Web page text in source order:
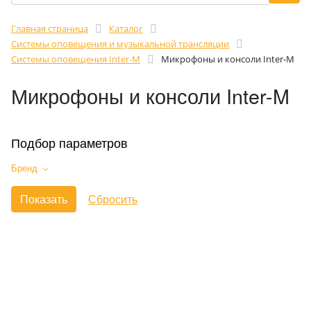
Главная страница
Каталог
Системы оповещения и музыкальной трансляции
Системы оповещения Inter-M
Микрофоны и консоли Inter-M
Микрофоны и консоли Inter-M
Подбор параметров
Бренд